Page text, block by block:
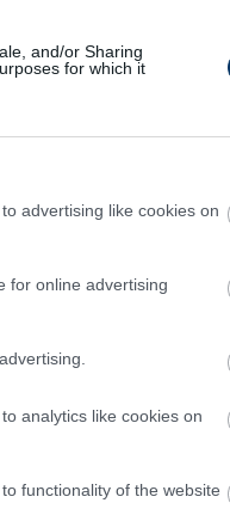
and/or Sharing
for which it
advertising like cookies on
for online advertising
analytics like cookies on
functionality of the website
és
veszítették
mindig
írja felül
lépnünk
selejtező
július 14-